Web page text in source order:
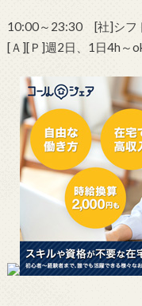
10:00～23:30 [社]シフ
[Ａ][Ｐ]週2日、1日4h～